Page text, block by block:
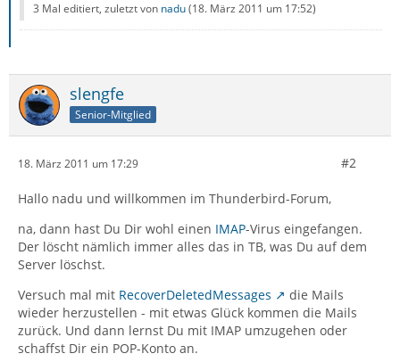
3 Mal editiert, zuletzt von nadu(18. März 2011 um 17:52)
slengfe
Senior-Mitglied
18. März 2011 um 17:29 #2
Hallo nadu und willkommen im Thunderbird-Forum,
na, dann hast Du Dir wohl einen IMAP-Virus eingefangen.
Der löscht nämlich immer alles das in TB, was Du auf dem
Server löschst.
Versuch mal mit RecoverDeletedMessages
die Mails
wieder herzustellen - mit etwas Glück kommen die Mails
zurück. Und dann lernst Du mit IMAP umzugehen oder
schaffst Dir ein POP-Konto an.